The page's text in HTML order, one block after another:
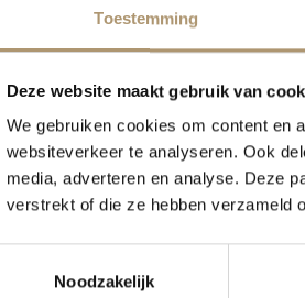
Toestemming
Deze website maakt gebruik van
We gebruiken cookies om content en
websiteverkeer te analyseren. Ook
media, adverteren en analyse. Deze
verstrekt of die ze hebben verzameld
Noodzakelijk
Beaurempart Grande
Réserve
Sauvignon/Colombard/
Manseng
€10,30